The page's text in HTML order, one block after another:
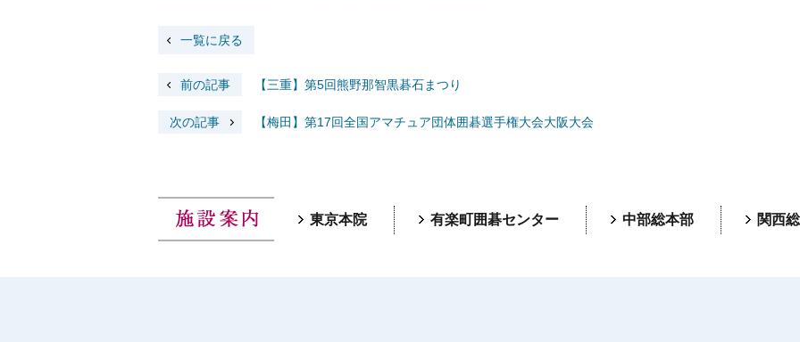
一覧に戻る
前の記事 【三重】第5回熊野那智黒碁石まつり
次の記事 【梅田】第17回全国アマチュア団体囲碁選手権大会大阪大会
東京本院 有楽町囲碁センター 中部総本部 関西